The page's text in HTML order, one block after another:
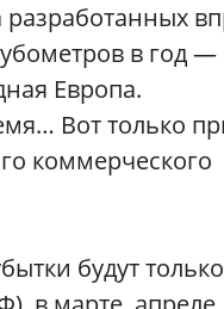
в год —
Европа.
Вот только
коммерческого
будут только